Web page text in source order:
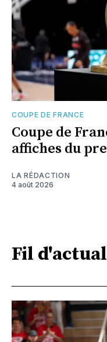
COUPE DE FRANCE
Coupe de
affiches du
LA RÉDACTION
4 août 2026
Fil